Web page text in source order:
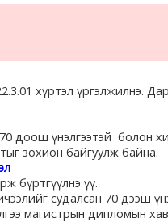
хүртэл үргэлжилнэ.
доош үнэлгээтэй болон
зохион байгуулж байна.
бүртгүүлнэ үү.
судалсан 70 дээш
магистрын дипломын